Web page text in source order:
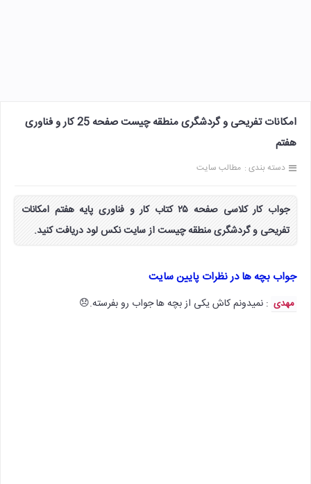
امکانات تفریحی و گردشگری منطقه چیست صفحه 25 کار و فناوری
هفتم
دسته بندی : مطالب سایت
جواب کار کلاسی صفحه ۲۵ کتاب کار و فناوری پایه هفتم امکانات
تفریحی و گردشگری منطقه چیست از سایت نکس لود دریافت کنید.
جواب بچه ها در نظرات پایین سایت
مهدی : نمیدونم کاش یکی از بچه ها جواب رو بفرسته.😞